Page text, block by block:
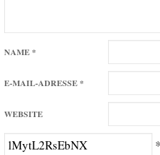
NAME*
E-MAIL-ADRESSE*
WEBSITE